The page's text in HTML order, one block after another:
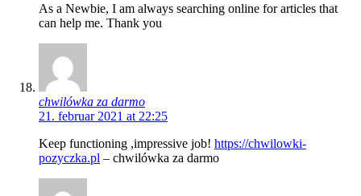
As a Newbie, I am always searching online for articles that
can help me. Thank you
chwilówka za darmo
21. februar 2021 at 22:25
Keep functioning ,impressive job! https://chwilowki-
pozyczka.pl – chwilówka za darmo